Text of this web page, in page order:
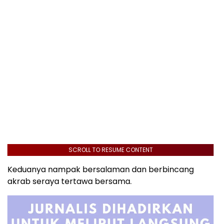
SCROLL TO RESUME CONTENT
Keduanya nampak bersalaman dan berbincang
akrab seraya tertawa bersama.